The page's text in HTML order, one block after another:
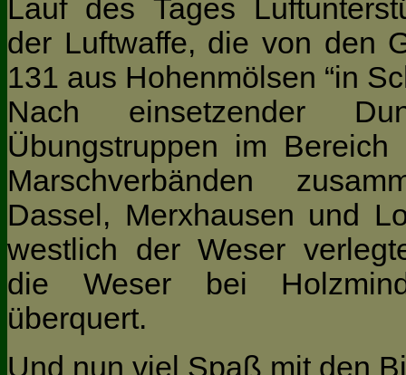
Lauf des Tages
der Luftwaffe, die von den
131 aus Hohenmölsen “in
Nach einsetzender
Übungstruppen im
Marschverbänden
Dassel, Merxhausen und
westlich der Weser
die Weser bei
überquert.
Und nun viel Spaß mit den